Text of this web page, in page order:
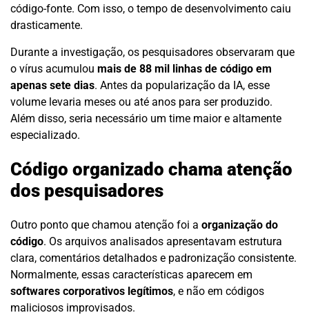
código-fonte. Com isso, o tempo de desenvolvimento caiu
drasticamente.
Durante a investigação, os pesquisadores observaram que
o vírus acumulou mais de 88 mil linhas de código em
apenas sete dias. Antes da popularização da IA, esse
volume levaria meses ou até anos para ser produzido.
Além disso, seria necessário um time maior e altamente
especializado.
Código organizado chama atenção
dos pesquisadores
Outro ponto que chamou atenção foi a organização do
código. Os arquivos analisados apresentavam estrutura
clara, comentários detalhados e padronização consistente.
Normalmente, essas características aparecem em
softwares corporativos legítimos, e não em códigos
maliciosos improvisados.